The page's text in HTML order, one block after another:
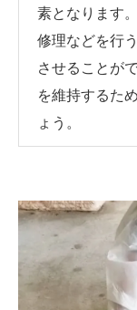
素となります
修理などを行
させることが
を維持するた
ょう。